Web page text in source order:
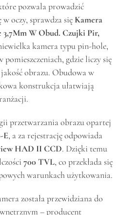
pozwala prowadzić
oczy, sprawdza się Kamera
W Obud. Czujki Pir,
kamera typu pin-hole,
gdzie liczy się
obrazu. Obudowa w
konstrukcja ułatwiają
przetwarzania obrazu opartej
E, a za rejestrację odpowiada
HAD II CCD. Dzięki temu
700 TVL, co przekłada się
warunkach użytkowania.
została przewidziana do
– producent